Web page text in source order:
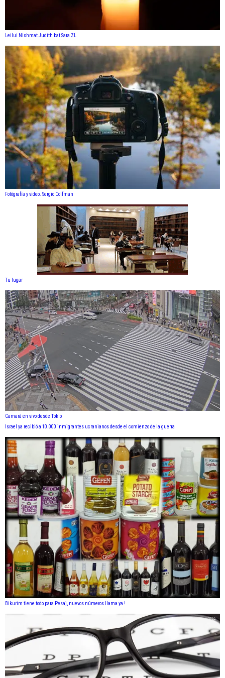
Leilui Nishmat Judith bat Sara ZL
Fotógrafía y video. Sergio Coifman
Tu lugar
Camará en vivo desde Tokio
Israel ya recibió a 10.000 inmigrantes ucranianos desde el comienzo de la guerra
Bikurim tiene todo para Pesaj, nuevos números llama ya !